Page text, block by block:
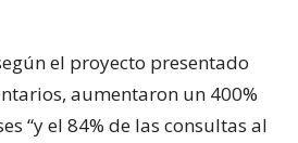
el proyecto presentado
aumentaron un 400%
“y el 84% de las consultas al